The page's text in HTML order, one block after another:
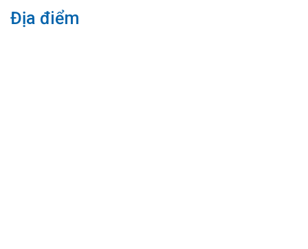
Địa điểm